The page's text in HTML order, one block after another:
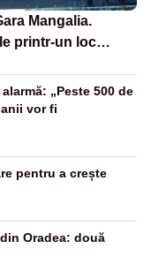
Mangalia.
printr-un loc
„Peste 500 de
vor fi
pentru a crește
Oradea: două